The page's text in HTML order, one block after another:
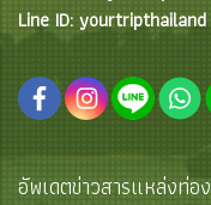
Line ID: yourtripthailand
อัพเดตข่าวสารแหล่งท่อ